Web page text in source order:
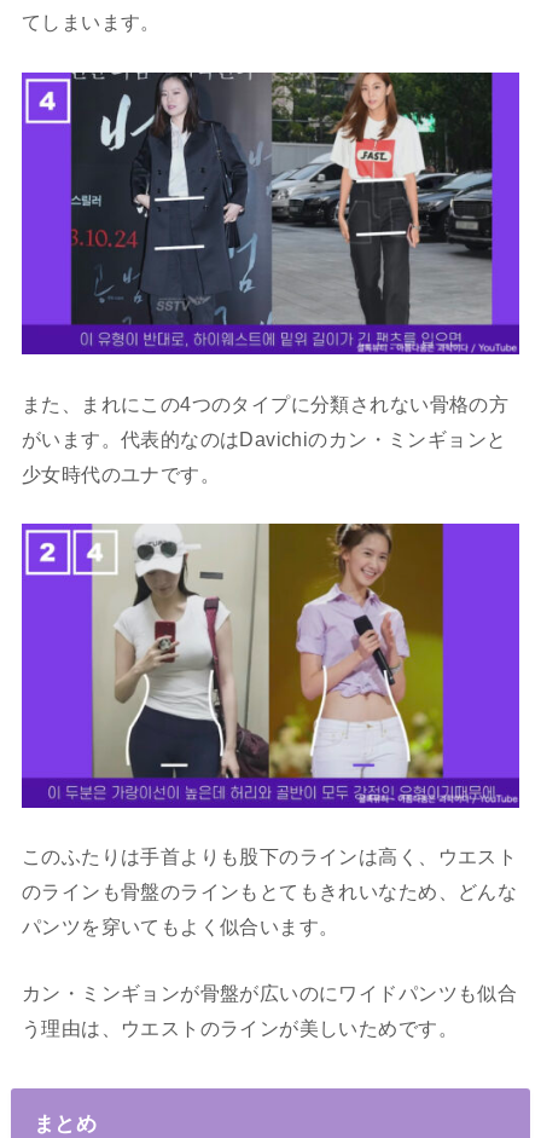
てしまいます。
また、まれにこの4つのタイプに分類されない骨格の方
がいます。代表的なのはDavichiのカン・ミンギョンと
少女時代のユナです。
このふたりは手首よりも股下のラインは高く、ウエスト
のラインも骨盤のラインもとてもきれいなため、どんな
パンツを穿いてもよく似合います。
カン・ミンギョンが骨盤が広いのにワイドパンツも似合
う理由は、ウエストのラインが美しいためです。
まとめ